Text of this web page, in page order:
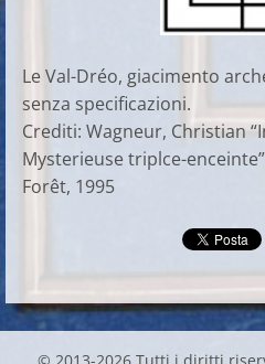
Le Val-Dréo, giacimento
senza specificazioni.
Crediti: Wagneur, Christian
Mysterieuse triplce-
Forêt, 1995